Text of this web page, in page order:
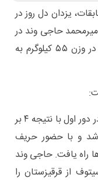
یزدان دل روز در
امیرمحمد حاجی وند در
وزن ۴۸ کیلوگرم و امیررضا طهماسب پور در وزن ۵۵ کیلوگرم به
در وزن ۴۸ کیلوگرم امیرمحمد حاجی وند در دور اول با نتیجه ۴ بر
شد و با حضور حریف
ها راه یافت. حاجی وند
۷ بر ۴ ژاناربک سیتوف از قرقیزستان را